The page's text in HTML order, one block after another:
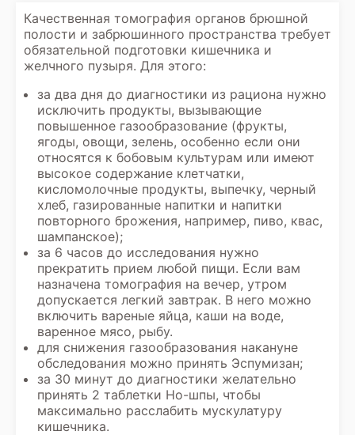
Качественная томография органов брюшной
полости и забрюшинного пространства требует
обязательной подготовки кишечника и
желчного пузыря. Для этого:
за два дня до диагностики из рациона нужно
исключить продукты, вызывающие
повышенное газообразование (фрукты,
ягоды, овощи, зелень, особенно если они
относятся к бобовым культурам или имеют
высокое содержание клетчатки,
кисломолочные продукты, выпечку, черный
хлеб, газированные напитки и напитки
повторного брожения, например, пиво, квас,
шампанское);
за 6 часов до исследования нужно
прекратить прием любой пищи. Если вам
назначена томография на вечер, утром
допускается легкий завтрак. В него можно
включить вареные яйца, каши на воде,
варенное мясо, рыбу.
для снижения газообразования накануне
обследования можно принять Эспумизан;
за 30 минут до диагностики желательно
принять 2 таблетки Но-шпы, чтобы
максимально расслабить мускулатуру
кишечника.